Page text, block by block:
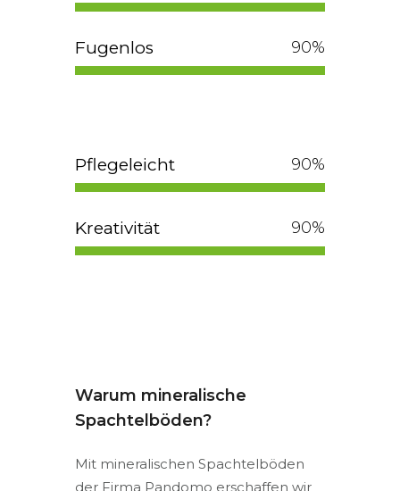
Fugenlos 100%
Pflegeleicht 100%
Kreativität 100%
Warum mineralische
Spachtelböden?
Mit mineralischen Spachtelböden
der Firma Pandomo erschaffen wir